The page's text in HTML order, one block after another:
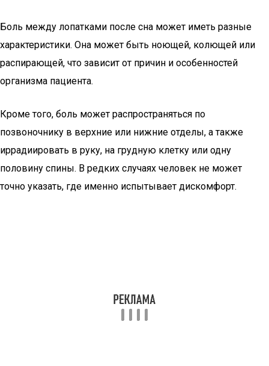
Боль между лопатками после сна может иметь разные
характеристики. Она может быть ноющей, колющей или
распирающей, что зависит от причин и особенностей
организма пациента.
Кроме того, боль может распространяться по
позвоночнику в верхние или нижние отделы, а также
иррадиировать в руку, на грудную клетку или одну
половину спины. В редких случаях человек не может
точно указать, где именно испытывает дискомфорт.